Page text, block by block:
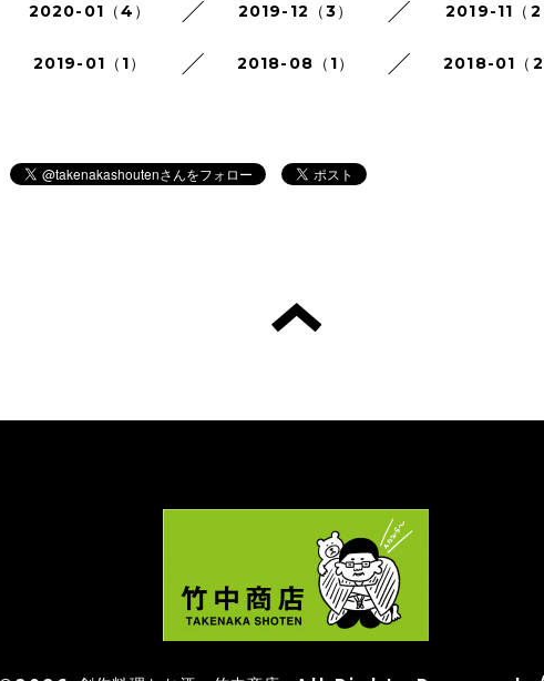
2020-01（4） 2019-12（3） 2019-11（2
2019-01（1） 2018-08（1） 2018-01（2